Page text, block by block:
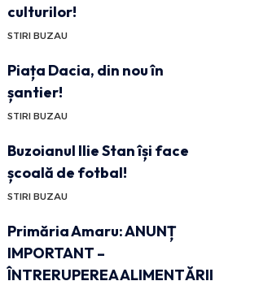
culturilor!
STIRI BUZAU
Piața Dacia, din nou în
șantier!
STIRI BUZAU
Buzoianul Ilie Stan își face
școală de fotbal!
STIRI BUZAU
Primăria Amaru: ANUNȚ
IMPORTANT –
ÎNTRERUPEREA ALIMENTĂRII